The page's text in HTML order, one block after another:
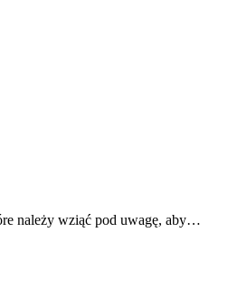
należy wziąć pod uwagę, aby…